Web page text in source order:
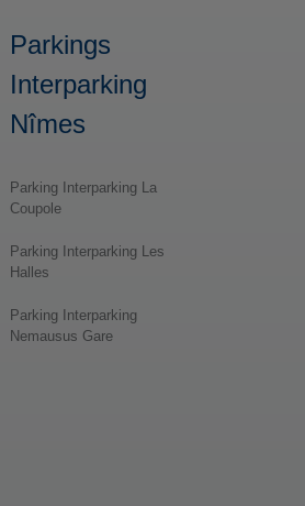
Parkings
Interparking
Nîmes
Parking Interparking La
Coupole
Parking Interparking Les
Halles
Parking Interparking
Nemausus Gare